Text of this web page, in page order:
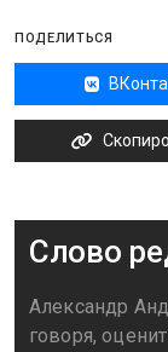
ПОДЕЛИТЬСЯ
Слово
Александр
говоря,